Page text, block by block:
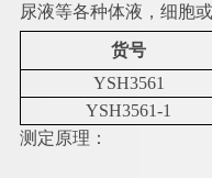
尿液等各种体液，细胞
货号
YSH3561
YSH3561-1
测定原理：